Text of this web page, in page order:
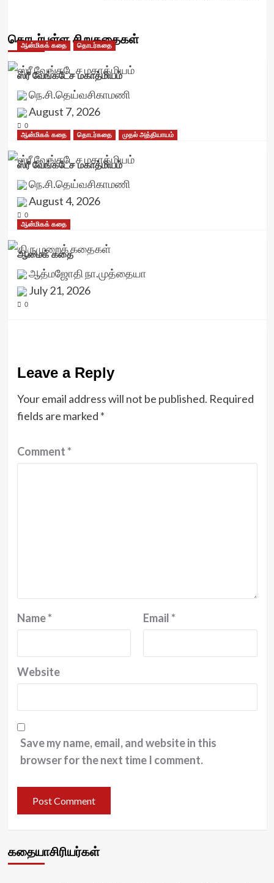
தொடர்புள்ள சிறுகதைகள்
ஆன்மிகக் கதை தொடர்கதை
ஸ்ரீ வேங்கடேச மகாத்மியம்
நெ.சி.தெய்வசிகாமணி
August 7, 2026
0
ஆன்மிகக் கதை
தொடர்கதை முதல் அத்தியாயம்
ஸ்ரீ வேங்கடேச மகாத்மியம்
நெ.சி.தெய்வசிகாமணி
August 4, 2026
0
ஆன்மிகக் கதை
ஆமைக் கதை
ஆத்மஜோதி நா.முத்தையா
July 21, 2026
0
Leave a Reply
Your email address will not be published. Required
fields are marked *
Comment*
Name* Email*
Website
Save my name, email, and website in this
browser for the next time I comment.
கதையாசிரியர்கள்